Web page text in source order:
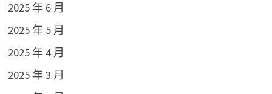
2025 年 6 月
2025 年 5 月
2025 年 4 月
2025 年 3 月